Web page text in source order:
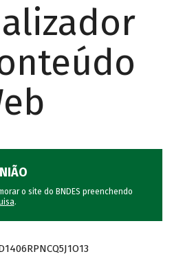
o site do BNDES preenchendo
.